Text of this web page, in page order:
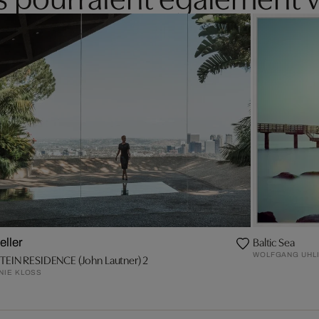
RESIDENCE (John Lautner) 2
KLOSS
Baltic Sea
WOLFGANG